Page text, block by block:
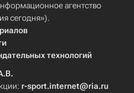
агентство
сегодня»).
технологий
r-sport.internet@ria.ru